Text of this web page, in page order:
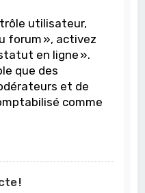
utilisateur,
forum », activez
en ligne ».
que des
et de
comme
!